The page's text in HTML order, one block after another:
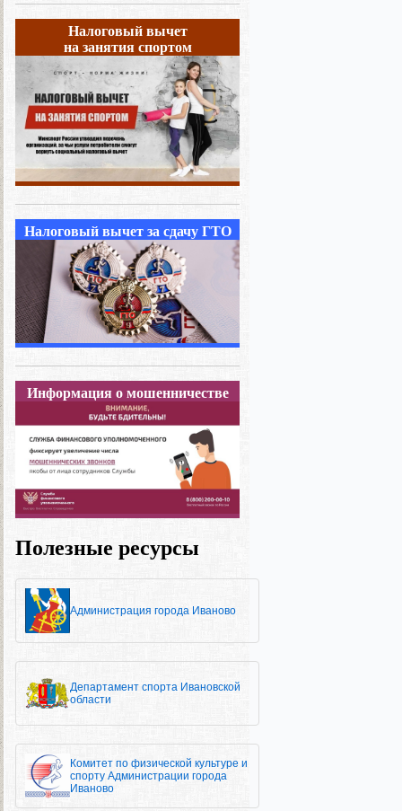
Налоговый вычет
на занятия спортом
Налоговый вычет за сдачу ГТО
Информация о мошенничестве
Полезные ресурсы
Администрация города Иваново
Департамент спорта Ивановской
области
Комитет по физической культуре и
спорту Администрации города
Иваново